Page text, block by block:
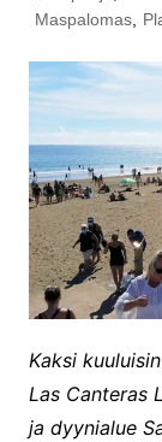
Maspalomas,
Kaksi
Las Canteras
ja dyynialue